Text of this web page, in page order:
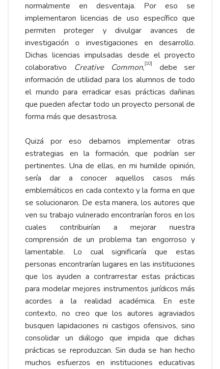
normalmente en desventaja. Por eso se
implementaron licencias de uso específico que
permiten proteger y divulgar avances de
investigación o investigaciones en desarrollo.
Dichas licencias impulsadas desde el proyecto
colaborativo
Creative Common,[10]
debe ser
información de utilidad para los alumnos de todo
el mundo para erradicar esas prácticas dañinas
que pueden afectar todo un proyecto personal de
forma más que desastrosa.
Quizá por eso debamos implementar otras
estrategias en la formación, que podrían ser
pertinentes. Una de ellas, en mi humilde opinión,
sería dar a conocer aquellos casos más
emblemáticos en cada contexto y la forma en que
se solucionaron. De esta manera, los autores que
ven su trabajo vulnerado encontrarían foros en los
cuales contribuirían a mejorar nuestra
comprensión de un problema tan engorroso y
lamentable. Lo cual significaría que estas
personas encontrarían lugares en las instituciones
que los ayuden a contrarrestar estas prácticas
para modelar mejores instrumentos jurídicos más
acordes a la realidad académica. En este
contexto, no creo que los autores agraviados
busquen lapidaciones ni castigos ofensivos, sino
consolidar un diálogo que impida que dichas
prácticas se reproduzcan. Sin duda se han hecho
muchos esfuerzos en instituciones educativas